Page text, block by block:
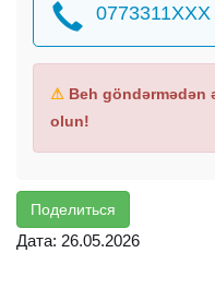
0773311XXX
⚠ Beh göndərmədən
olun!
Поделиться
Дата: 26.05.2026